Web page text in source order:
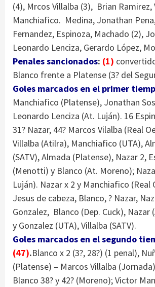
(4), Mrcos Villalba (3), Brian Ramirez,
Manchiafico. Medina, Jonathan
Fernandez, Espinoza, Machado (2),
Leonardo Lenciza, Gerardo López,
Penales sancionados: (1)
Blanco frente a Platense (3? del
Goles marcados en el primer
Manchiafico (Platense), Jonathan
Leonardo Lenciza (At. Luján). 16
31? Nazar, 44? Marcos Vilalba (Real
Villalba (Atilra), Manchiafico (UTA),
(SATV), Almada (Platense), Nazar 2,
(Menotti) y Blanco (At. Moreno);
Luján). Nazar x 2 y Manchiafico (Real
Jesus de cabeza, Blanco, ? Nazar,
Gonzalez, Blanco (Dep. Cuck), Nazar
y Gonzalez (UTA), Villalba (SATV).
Goles marcados en el segundo
(47).Blanco x 2 (3?, 28?) (1 penal),
(Platense) – Marcos Villalba
Blanco 38? y 42? (Moreno); Victor